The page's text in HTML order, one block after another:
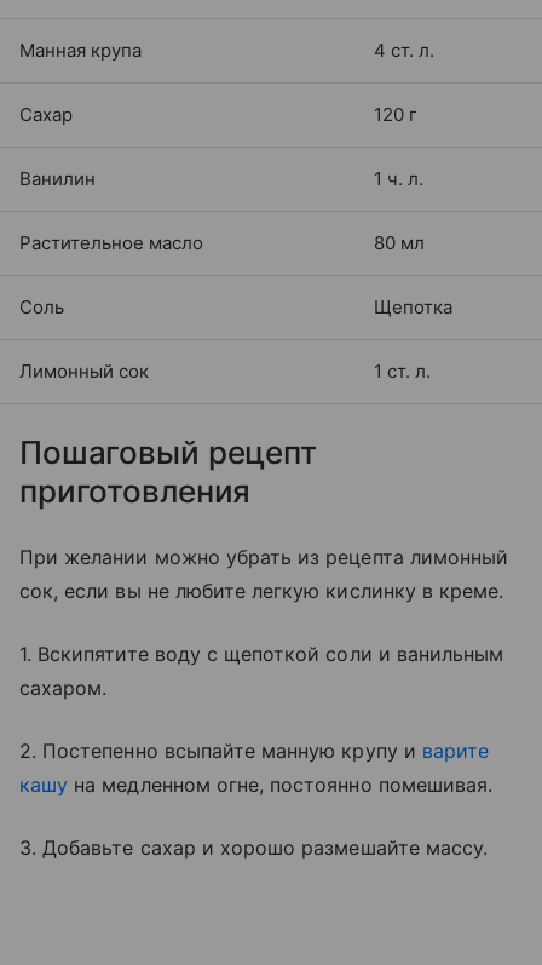
Манная крупа 4 ст. л.
Сахар 120 г
Ванилин 1 ч. л.
Растительное масло 80 мл
Соль Щепотка
Лимонный сок 1 ст. л.
Пошаговый рецепт
приготовления
При желании можно убрать из рецепта лимонный
сок, если вы не любите легкую кислинку в креме.
1. Вскипятите воду с щепоткой соли и ванильным
сахаром.
2. Постепенно всыпайте манную крупу и варите
кашу на медленном огне, постоянно помешивая.
3. Добавьте сахар и хорошо размешайте массу.